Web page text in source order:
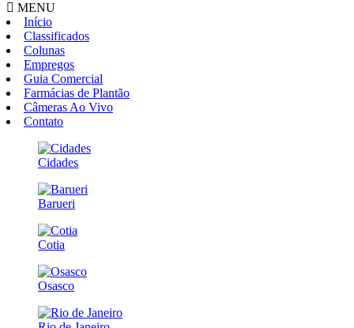
MENU
Início
Classificados
Colunas
Empregos
Guia Comercial
Farmácias de Plantão
Câmeras Ao Vivo
Contato
Cidades
Barueri
Cotia
Osasco